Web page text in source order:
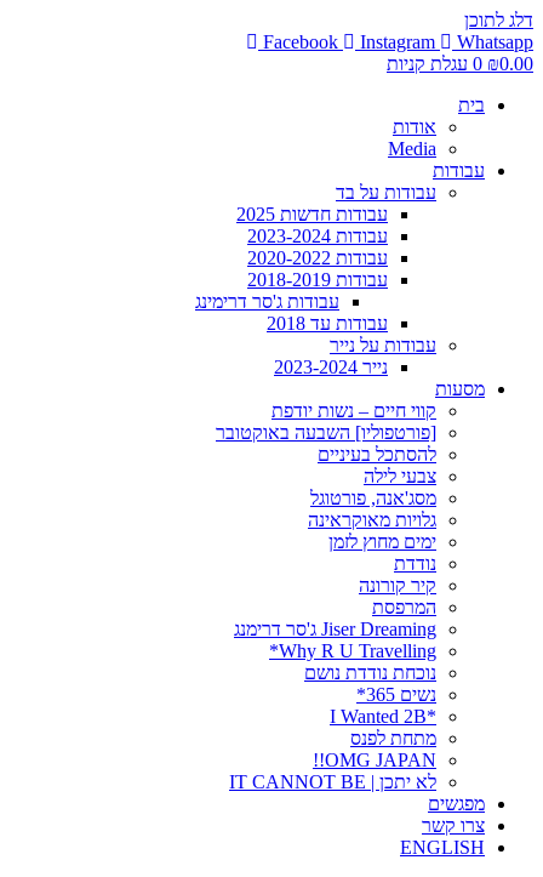
דלג לתוכן
Facebook
Instagram
Whatsapp
₪0.00
0 עגלת קניות
בית
אודות
Media
עבודות
עבודות על בד
עבודות חדשות 2025
עבודות 2023-2024
עבודות 2020-2022
עבודות 2018-2019
עבודות ג'סר דרימינג
עבודות עד 2018
עבודות על נייר
נייר 2023-2024
מסעות
קווי חיים – נשות יודפת
[פורטפוליו] השבעה באוקטובר
להסתכל בעיניים
צבעי לילה
מסג'אנה, פורטוגל
גלויות מאוקראינה
ימים מחוץ לזמן
נודדת
קיר קורונה
המרפסת
Jiser Dreaming ג'סר דרימנג
Why R U Travelling*
נוכחת נודדת נושם
נשים 365*
*I Wanted 2B
מתחת לפנס
OMG JAPAN!!
לא יתכן | IT CANNOT BE
מפגשים
צרו קשר
ENGLISH